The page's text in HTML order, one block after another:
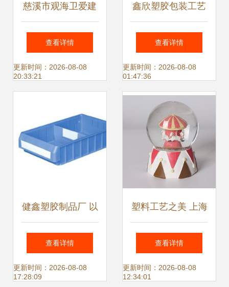
慈溪市观海卫爱建
塑料制品厂 匠心雕
琢塑料工艺品之美
查看详情
更新时间：2026-08-08
20:33:21
鑫欣塑胶包装工艺
品厂 精工细作塑料
工艺品的行业标杆
查看详情
更新时间：2026-08-08
01:47:36
健鑫塑胶制品厂 以
塑胶箱、周转箱与
塑料工艺品铸就行
查看详情
更新时间：2026-08-08
17:28:09
塑料工艺之美 上海
与泉州的水球工艺
品制造商
查看详情
更新时间：2026-08-08
12:34:01